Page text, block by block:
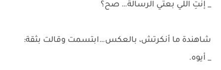
_ إنتِ اللي بعتّي الرسالة… صح؟
شاهندة ما أنكرتش، بالعكس…ابتسمت وقالت بثقة:
_ أيوه.